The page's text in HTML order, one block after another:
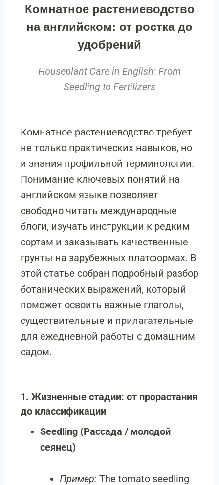
Комнатное растениеводство
на английском: от ростка до
удобрений
Houseplant Care in English: From
Seedling to Fertilizers
Комнатное растениеводство требует
не только практических навыков, но
и знания профильной терминологии.
Понимание ключевых понятий на
английском языке позволяет
свободно читать международные
блоги, изучать инструкции к редким
сортам и заказывать качественные
грунты на зарубежных платформах. В
этой статье собран подробный разбор
ботанических выражений, который
поможет освоить важные глаголы,
существительные и прилагательные
для ежедневной работы с домашним
садом.
1. Жизненные стадии: от прорастания
до классификации
Seedling (Рассада / молодой
сеянец)
Пример: The tomato seedling